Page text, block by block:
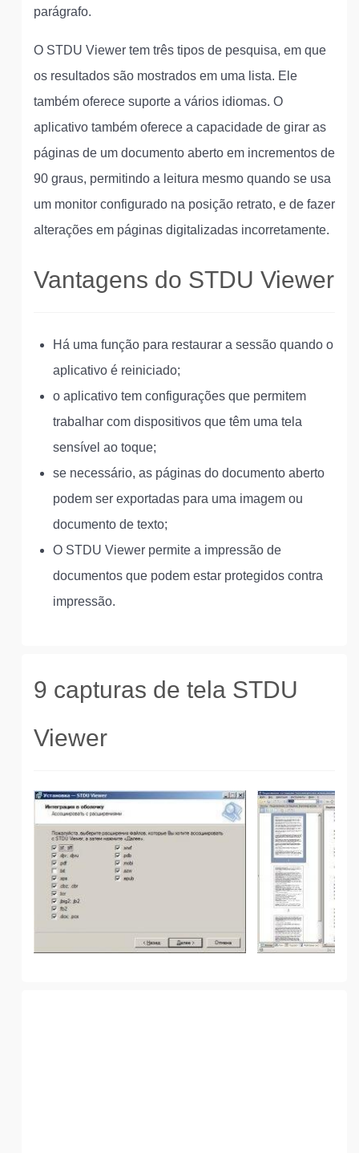
parágrafo.
O STDU Viewer tem três tipos de pesquisa, em que
os resultados são mostrados em uma lista. Ele
também oferece suporte a vários idiomas. O
aplicativo também oferece a capacidade de girar as
páginas de um documento aberto em incrementos de
90 graus, permitindo a leitura mesmo quando se usa
um monitor configurado na posição retrato, e de fazer
alterações em páginas digitalizadas incorretamente.
Vantagens do STDU Viewer
Há uma função para restaurar a sessão quando o
aplicativo é reiniciado;
o aplicativo tem configurações que permitem
trabalhar com dispositivos que têm uma tela
sensível ao toque;
se necessário, as páginas do documento aberto
podem ser exportadas para uma imagem ou
documento de texto;
O STDU Viewer permite a impressão de
documentos que podem estar protegidos contra
impressão.
9 capturas de tela STDU
Viewer